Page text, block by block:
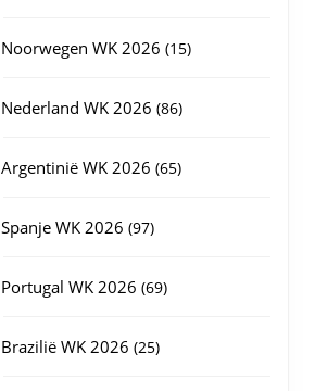
Noorwegen WK 2026 1515
Nederland WK 2026 8686
Argentinië WK 2026 6565
Spanje WK 2026 9797
Portugal WK 2026 6969
Brazilië WK 2026 2525